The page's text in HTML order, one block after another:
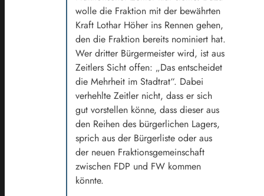
wolle die Fraktion mit der bewährten
Kraft Lothar Höher ins Rennen gehen,
den die Fraktion bereits nominiert hat.
Wer dritter Bürgermeister wird, ist aus
Zeitlers Sicht offen: „Das entscheidet
die Mehrheit im Stadtrat“. Dabei
verhehlte Zeitler nicht, dass er sich
gut vorstellen könne, dass dieser aus
den Reihen des bürgerlichen Lagers,
sprich aus der Bürgerliste oder aus
der neuen Fraktionsgemeinschaft
zwischen FDP und FW kommen
könnte.